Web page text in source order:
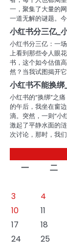
一，聚集了大量的
一道无解的谜题。
小红书分三亿_
小红书分三亿：一
上看到那些令人眼
书，这个如今估值
然？当我试图揭开
小红书不能换绑
小红书的“换绑”之
的午后，我坐在窗
滴。突然，一则“小
激起了平静水面的
次讨论，那时，我
一
二
3
4
10
11
17
18
24
25